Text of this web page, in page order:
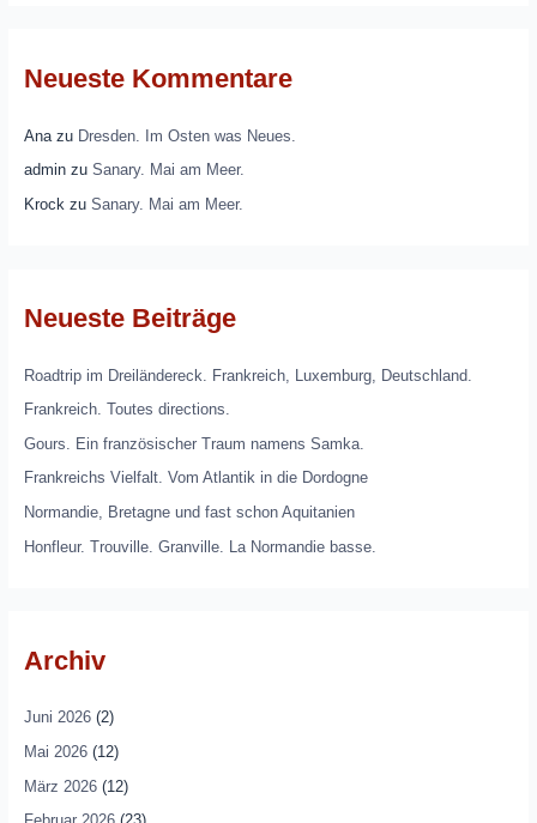
Neueste Kommentare
Anazu Dresden. Im Osten was Neues.
adminzu Sanary. Mai am Meer.
Krock zu Sanary. Mai am Meer.
Neueste Beiträge
Roadtrip im Dreiländereck. Frankreich, Luxemburg, Deutschland.
Frankreich. Toutes directions.
Gours. Ein französischer Traum namens Samka.
Frankreichs Vielfalt. Vom Atlantik in die Dordogne
Normandie, Bretagne und fast schon Aquitanien
Honfleur. Trouville. Granville. La Normandie basse.
Archiv
Juni 2026(2)
Mai 2026(12)
März 2026(12)